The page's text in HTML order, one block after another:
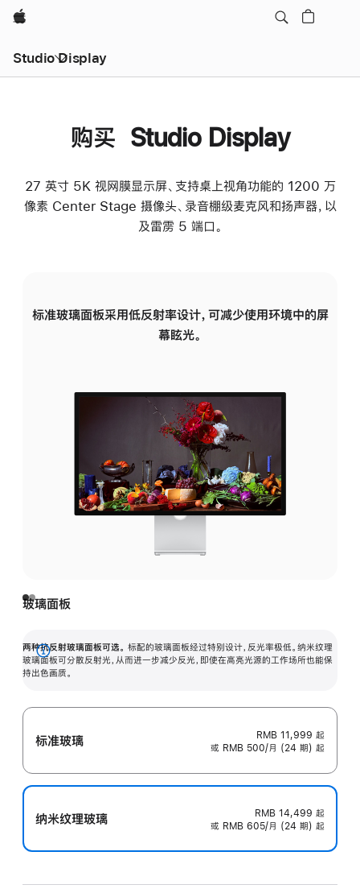
Apple
Studio Display
购买 Studio Display
27 英寸 5K 视网膜显示屏、支持桌上视角功能的 1200 万
像素 Center Stage 摄像头、录音棚级麦克风和扬声器，以
及雷雳 5 端口。
标准玻璃面板采用低反射率设计，可减少使用环境中的屏
幕眩光。
玻璃面板
两种抗反射玻璃面板可选。 标配的玻璃面板经过特别设计，反光率极低。纳米纹理
玻璃面板可分散反射光，从而进一步减少反光，即使在高亮光源的工作场所也能保
持出色画质。
展
开
标准玻璃 RMB 11,999 起
或 RMB 500/月 (24 期) 起
纳米纹理玻璃 RMB 14,499 起
或 RMB 605/月 (24 期) 起